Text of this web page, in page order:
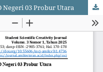
Negeri 03 Probur Utara